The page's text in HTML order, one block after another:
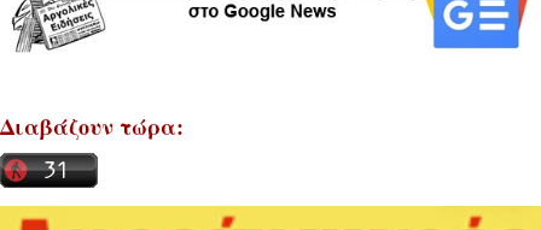
Διαβάζουν τώρα: